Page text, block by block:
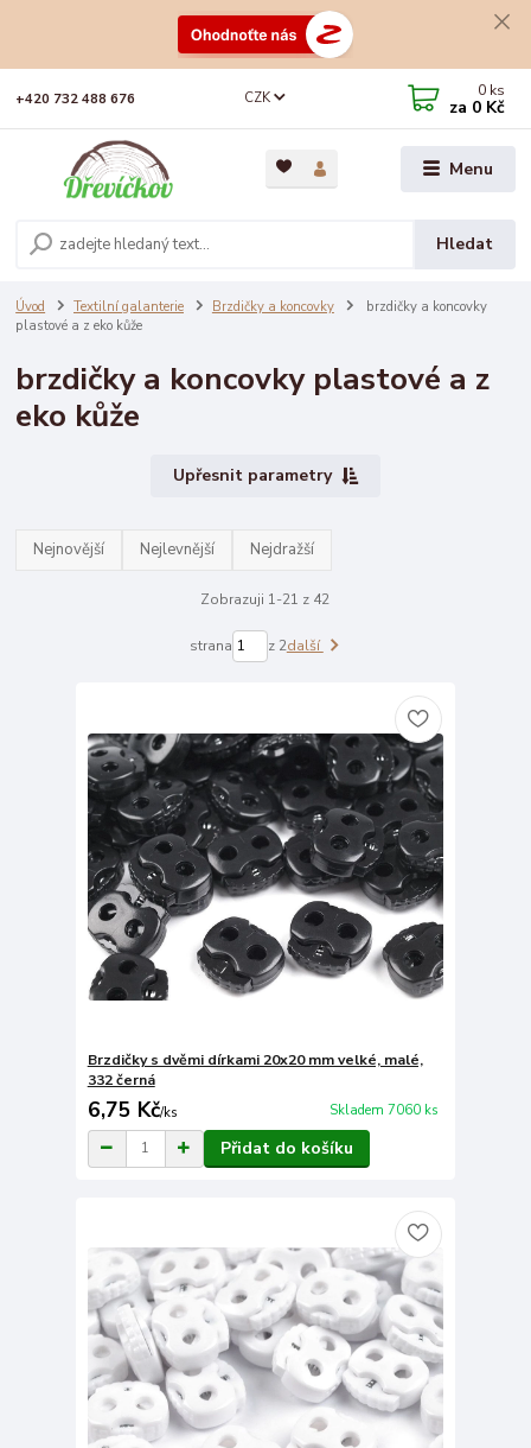
Menu
CZK
Hledat
+420 732 488 676 0 ks
za 0 Kč
Úvod Textilní galanterie Brzdičky a koncovky
brzdičky a koncovky
plastové a z eko kůže
brzdičky a koncovky plastové a z
eko kůže
Upřesnit parametry
Nejnovější Nejlevnější Nejdražší
Zobrazuji 1-21 z 42
strana z 2další
Brzdičky s dvěmi dírkami 20x20 mm velké, malé,
332 černá
6,75 Kč/ks Skladem 7060 ks
Přidat do košíku